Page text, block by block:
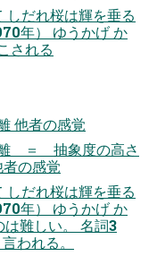
しだれ桜は輝を垂る
年） ゆうかげ か
される
他者の感覚
離 ＝ 抽象度の高さ
の感覚
しだれ桜は輝を垂る
年） ゆうかげ か
は難しい。 名詞3
われる。